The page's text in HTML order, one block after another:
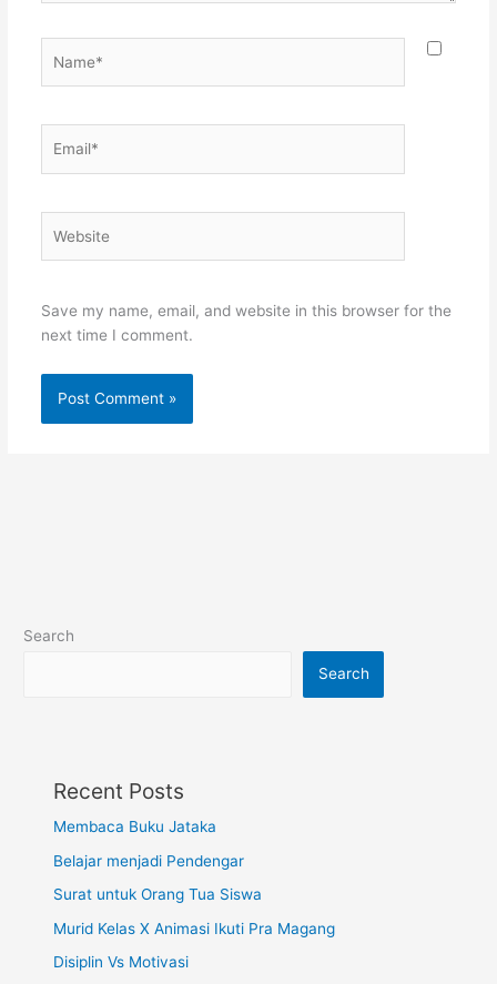
Save my name, email, and website in this browser for the
next time I comment.
Search
Search
Recent Posts
Membaca Buku Jataka
Belajar menjadi Pendengar
Surat untuk Orang Tua Siswa
Murid Kelas X Animasi Ikuti Pra Magang
Disiplin Vs Motivasi